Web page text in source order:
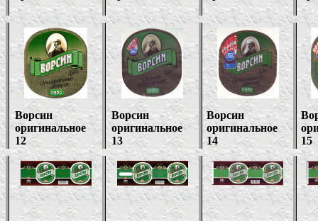
Ворсин
оригинальное
12
Ворсин
оригинальное
13
Ворсин
оригинальное
14
15